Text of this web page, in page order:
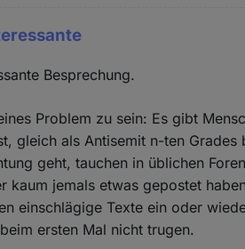
Besprechung.
Problem zu sein: Es gibt
gleich als Antisemit n-ten
geht, tauchen in üblichen
kaum jemals etwas gepostet
einschlägige Texte ein oder
ersten Mal nicht trugen.